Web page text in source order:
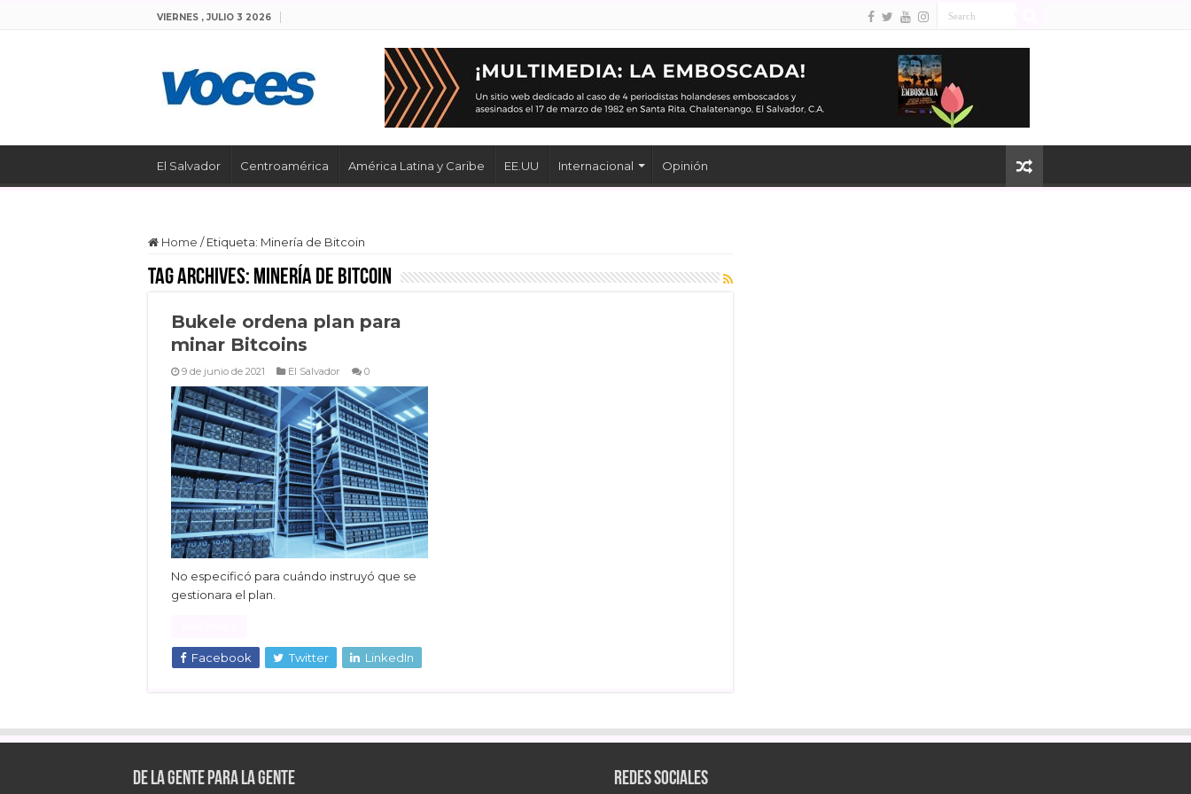
VIERNES , JULIO 3 2026
El Salvador Centroamérica América Latina y Caribe EE.UU Internacional Opinión
Home / Etiqueta: Minería de Bitcoin
Tag Archives: Minería de Bitcoin
Bukele ordena plan para
minar Bitcoins
9 de junio de 2021 El Salvador 0
No especificó para cuándo instruyó que se
gestionara el plan.
Facebook Twitter LinkedIn
De la gente para la gente Redes sociales